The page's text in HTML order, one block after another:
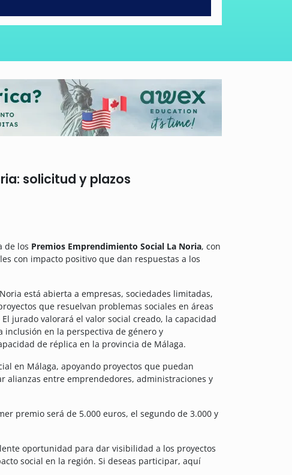
solicitud y plazos
de los Premios Emprendimiento Social La Noria, con
con impacto positivo que dan respuestas a los
está abierta a empresas, sociedades limitadas,
que resuelvan problemas sociales en áreas
jurado valorará el valor social creado, la capacidad
en la perspectiva de género y
de réplica en la provincia de Málaga.
en Málaga, apoyando proyectos que puedan
alianzas entre emprendedores, administraciones y
premio será de 5.000 euros, el segundo de 3.000 y
oportunidad para dar visibilidad a los proyectos
social en la región. Si deseas participar, aquí